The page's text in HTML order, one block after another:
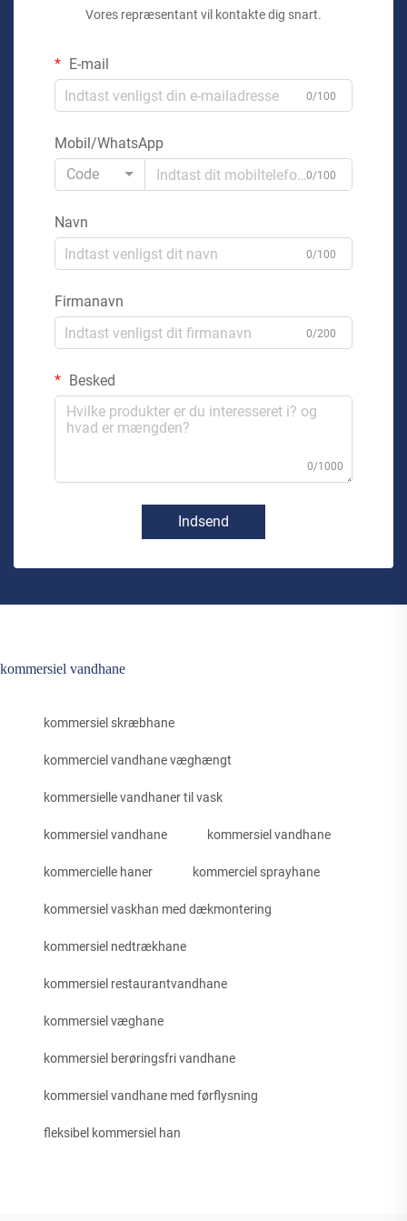
Vores repræsentant vil kontakte dig snart.
E-mail
0/100
Mobil/WhatsApp
Code
0/100
Navn
0/100
Firmanavn
0/200
Besked
0/1000
Indsend
kommersiel vandhane
kommersiel skræbhane
kommerciel vandhane væghængt
kommersielle vandhaner til vask
kommersiel vandhane kommersiel vandhane
kommercielle haner kommerciel sprayhane
kommersiel vaskhan med dækmontering
kommersiel nedtrækhane
kommersiel restaurantvandhane
kommersiel væghane
kommersiel berøringsfri vandhane
kommersiel vandhane med førflysning
fleksibel kommersiel han